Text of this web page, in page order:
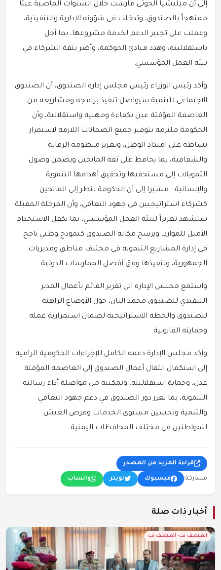
إلى أن ميليشيا الحوثي مارست خلال السنوات الماضية عبثاً
ممنهجاً بالصندوق، وتدخلت في شؤونه الإدارية والتنفيذية،
وعملت على تجيير الدعم لخدمة مشروعها، بما أخل
باستقلاليته، وهدد مبادئ الحوكمة، وأضر بثقة الشركاء في
بيئة العمل المؤسسي.
وأكد رئيس الوزراء رئيس مجلس إدارة الصندوق، أن الصندوق
الاجتماعي للتنمية سيواصل تنفيذ برامجه ومشاريعه من
العاصمة المؤقتة عدن بكفاءة ومهنية واستقلالية، وأن
الحكومة ملتزمة بتوفير جميع الضمانات اللازمة لاستمرار
نشاطه على امتداد الوطن، وتعزيز منظومة الرقابة
والشفافية، بما يحافظ على ثقة المانحين ويضمن وصول
التمويلات إلى مستحقيها وتحقيق أهدافها التنموية
والإنسانية.. مشيرا إلى أن الحكومة تنظر إلى المانحين
كشركاء استراتيجيين في جهود التعافي، وأن المرحلة المقبلة
ستشهد تعزيزاً لبيئة العمل المؤسسي، بما يكفل الاستخدام
الأمثل للموارد، ويرسخ مكانة الصندوق كنموذج وطني ناجح
في إدارة المشاريع التنموية في مختلف مناطق ومديريات
الجمهورية، وتنفيذها وفق أفضل الممارسات الدولية.
واستمع مجلس الإدارة الى تقرير القائم بأعمال المدير
التنفيذي للصندوق محمد البان، حول الأوضاع الراهنة
للصندوق والخطة الاستراتيجية لضمان استمرارية عمله
وحمايته القانونية.
وأكد مجلس الإدارة دعمه الكامل للإجراءات الحكومية الرامية
إلى استكمال انتقال أعمال الصندوق إلى العاصمة المؤقتة
عدن، وحماية استقلاليته، وتمكينه من مواصلة أداء رسالته
التنموية، بما يعزز دور الصندوق في دعم جهود التعافي
والتنمية وتحسين مستوى الخدمات وفرص العيش
للمواطنين في مختلف المحافظات اليمنية.
قراءة المزيد من المصدر
مشاركة: فيسبوك تويتر واتساب
أخبار ذات صلة
المنتصف نت- المنتصف نت